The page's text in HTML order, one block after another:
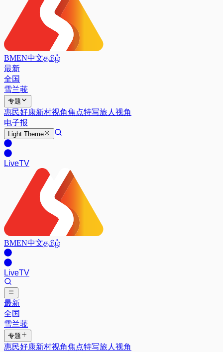
BMEN中文தமிழ்
最新
全国
雪兰莪
专题
惠民好康新村视角焦点特写旅人视角
电子报
Light Theme
LiveTV
BMEN中文தமிழ்
LiveTV
最新
全国
雪兰莪
专题
惠民好康新村视角焦点特写旅人视角